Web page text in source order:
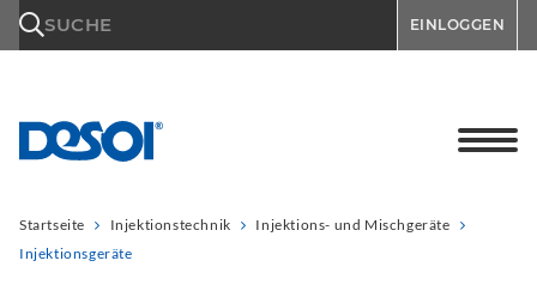
SUCHE EINLOGGEN
Startseite Injektionstechnik
Injektions- und Mischgeräte
Injektionsgeräte